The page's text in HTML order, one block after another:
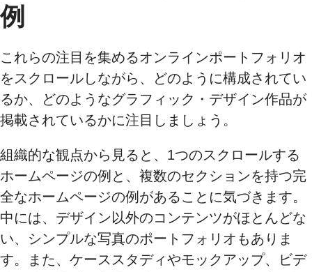
例
これらの注目を集めるオンラインポートフォリオ
をスクロールしながら、どのように構成されてい
るか、どのようなグラフィック・デザイン作品が
掲載されているかに注目しましょう。
組織的な観点から見ると、1つのスクロールする
ホームページの例と、複数のセクションを持つ完
全なホームページの例があることに気づきます。
中には、デザイン以外のコンテンツがほとんどな
い、シンプルな写真のポートフォリオもありま
す。また、ケーススタディやモックアップ、ビデ